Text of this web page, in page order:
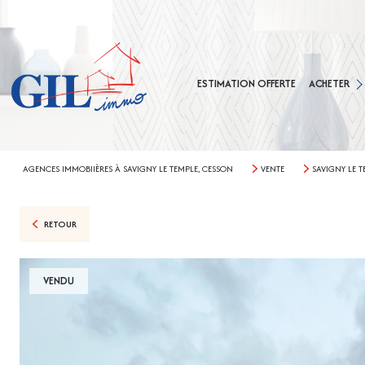
ESTIMATION OFFERTE ACHETER
APPARTEMENTS
TERRAINS
AGENCE
AGENCE
AGENCES IMMOBIIÈRES À SAVIGNY LE TEMPLE, CESSON VENTE SAVIGNY LE
RETOUR
VENDU